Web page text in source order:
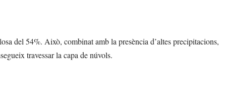
del 54%. Això, combinat amb la presència d’altes precipitacions,
travessar la capa de núvols.